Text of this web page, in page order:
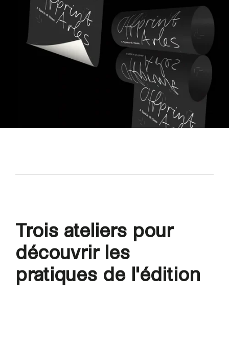
Trois ateliers pour
découvrir les
pratiques de l'édition